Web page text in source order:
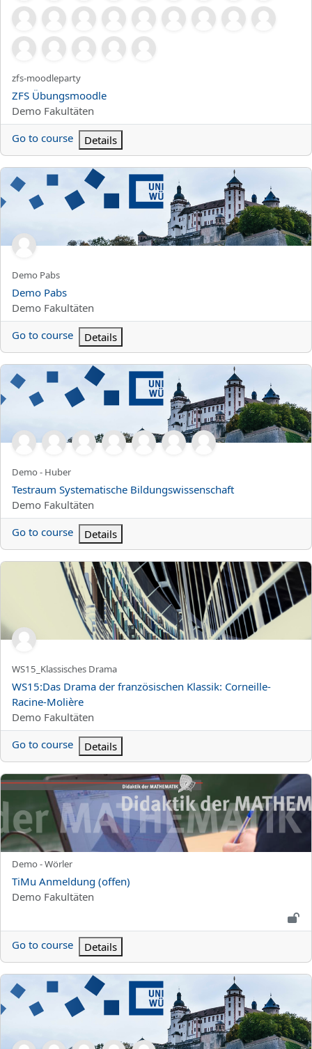
Kursun kısa adı
zfs-moodleparty
Kurs Adı
ZFS Übungsmoodle
Kurs kategorisi
Demo Fakultäten
Go to course
Details
Demo Pabs
Kursun kısa adı
Demo Pabs
Kurs Adı
Demo Pabs
Kurs kategorisi
Demo Fakultäten
Go to course
Details
Testraum Systematische Bildungswissenschaft
Kursun kısa adı
Demo - Huber
Kurs Adı
Testraum Systematische Bildungswissenschaft
Kurs kategorisi
Demo Fakultäten
Go to course
Details
WS15:Das Drama der französischen Klassik: Corneille-Racine-
Kursun kısa adı
WS15_Klassisches Drama
Kurs Adı
WS15:Das Drama der französischen Klassik: Corneille-
Racine-Molière
Kurs kategorisi
Demo Fakultäten
Go to course
Details
TiMu Anmeldung (offen)
Kursun kısa adı
Demo - Wörler
Kurs Adı
TiMu Anmeldung (offen)
Kurs kategorisi
Demo Fakultäten
Go to course Details
Demokurs